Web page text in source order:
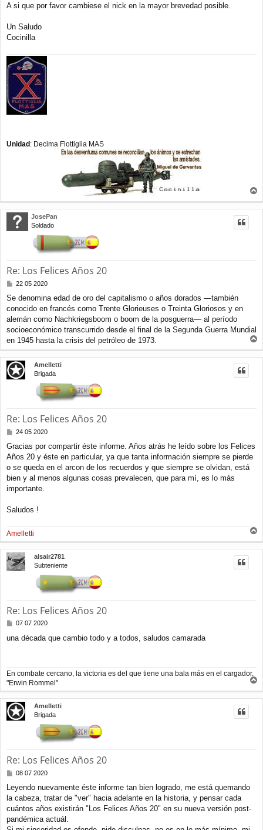
A si que por favor cambiese el nick en la mayor brevedad posible.
Un Saludo
Cocinilla
Unidad : Decima Flottiglia MAS
r
r
JosePan
Soldado
Re: Los Felices Años 20
M
n
s
a
j
22 05 2020
Se denomina edad de oro del capitalismo o años dorados —también
conocido en francés como Trente Glorieuses o Treinta Gloriosos y en
alemán como Nachkriegsboom o boom de la posguerra— al período
socioeconómico transcurrido desde el final de la Segunda Guerra Mundial
en 1945 hasta la crisis del petróleo de 1973.
r
r
Amelletti
Brigada
Re: Los Felices Años 20
M
n
s
a
j
24 05 2020
Gracias por compartir éste informe. Años atrás he leído sobre los Felices
Años 20 y éste en particular, ya que tanta información siempre se pierde
o se queda en el arcon de los recuerdos y que siempre se olvidan, está
bien y al menos algunas cosas prevalecen, que para mí, es lo más
importante.
Saludos !
Amelletti
r
r
alsair2781
Subteniente
Re: Los Felices Años 20
M
n
e
07 07 2020
una década que cambio todo y a todos, saludos camarada
En combate cercano, la victoria es del que tiene una bala más en el cargador.
"Erwin Rommel"
r
r
Amelletti
Brigada
Re: Los Felices Años 20
M
n
s
a
j
08 07 2020
Leyendo nuevamente éste informe tan bien logrado, me está quemando
la cabeza, tratar de "ver" hacia adelante en la historia, y pensar cada
cuántos años existirán "Los Felices Años 20" en su nueva versión post-
pandémica actuál.